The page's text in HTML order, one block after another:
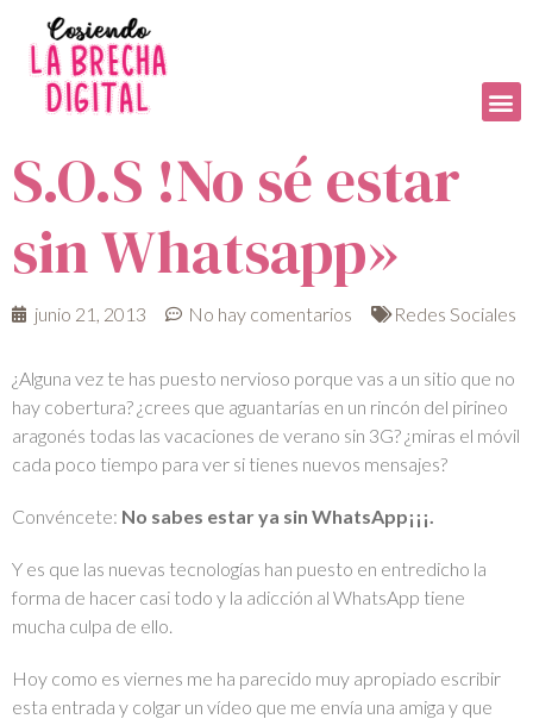
S.O.S !No sé estar
sin Whatsapp»
junio 21, 2013 No hay comentarios Redes Sociales
¿Alguna vez te has puesto nervioso porque vas a un sitio que no
hay cobertura? ¿crees que aguantarías en un rincón del pirineo
aragonés todas las vacaciones de verano sin 3G? ¿miras el móvil
cada poco tiempo para ver si tienes nuevos mensajes?
Convéncete: No sabes estar ya sin WhatsApp¡¡¡.
Y es que las nuevas tecnologías han puesto en entredicho la
forma de hacer casi todo y la adicción al WhatsApp tiene
mucha culpa de ello.
Hoy como es viernes me ha parecido muy apropiado escribir
esta entrada y colgar un vídeo que me envía una amiga y que